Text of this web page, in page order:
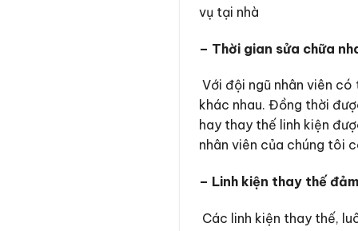
vụ tại nhà
– Thời gian sửa chữa
Với đội ngũ nhân viên
khác nhau. Đồng thời
hay thay thế linh kiện
nhân viên của chúng tôi
– Linh kiện thay thế
Các linh kiện thay thế,